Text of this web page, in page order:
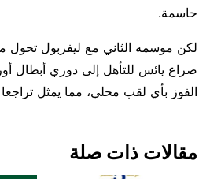
حاسمة.
لكن موسمه الثاني مع ليفربول تحول
صراع يائس للتأهل إلى دوري أبطال
الفوز بأي لقب محلي، مما يمثل
مقالات ذات صلة